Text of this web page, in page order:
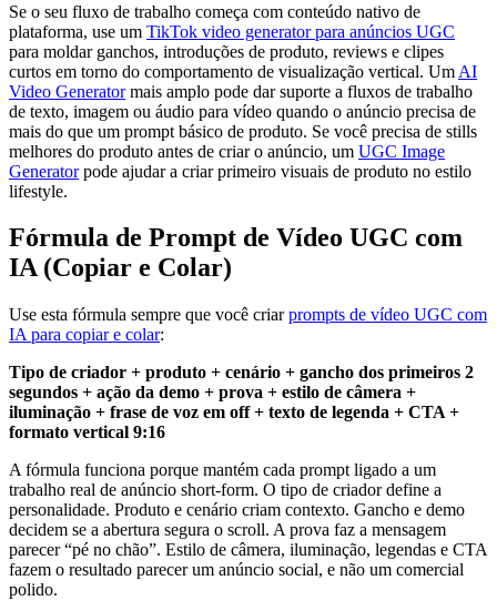
Se o seu fluxo de trabalho começa com conteúdo nativo de
plataforma, use um TikTok video generator para anúncios UGC
para moldar ganchos, introduções de produto, reviews e clipes
curtos em torno do comportamento de visualização vertical. Um AI
Video Generatormais amplo pode dar suporte a fluxos de trabalho
de texto, imagem ou áudio para vídeo quando o anúncio precisa de
mais do que um prompt básico de produto. Se você precisa de stills
melhores do produto antes de criar o anúncio, um UGC Image
Generatorpode ajudar a criar primeiro visuais de produto no estilo
lifestyle.
Fórmula de Prompt de Vídeo UGC com
IA (Copiar e Colar)
Use esta fórmula sempre que você criarprompts de vídeo UGC com
IA para copiar e colar:
Tipo de criador + produto + cenário + gancho dos primeiros 2
segundos + ação da demo + prova + estilo de câmera +
iluminação + frase de voz em off + texto de legenda + CTA +
formato vertical 9:16
A fórmula funciona porque mantém cada prompt ligado a um
trabalho real de anúncio short-form. O tipo de criador define a
personalidade. Produto e cenário criam contexto. Gancho e demo
decidem se a abertura segura o scroll. A prova faz a mensagem
parecer “pé no chão”. Estilo de câmera, iluminação, legendas e CTA
fazem o resultado parecer um anúncio social, e não um comercial
polido.